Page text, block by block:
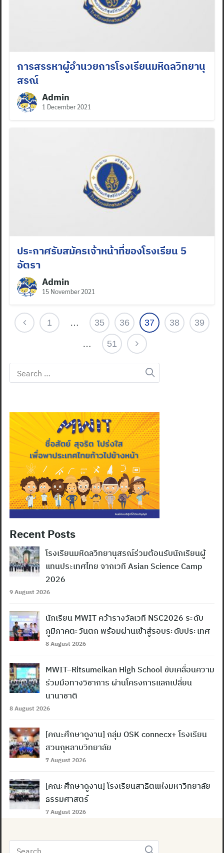
Search
การสรรหาผู้อำนวยการโรงเรียนมหิดลวิทยานุ
สรณ์
Admin
1 December 2021
ประกาศรับสมัครเจ้าหน้าที่ของโรงเรียน 5
อัตรา
Admin
15 November 2021
1 … 35 36 37 38 39
… 51
Search
for:
Recent Posts
โรงเรียนมหิดลวิทยานุสรณ์ร่วมต้อนรับนักเรียนผู้
แทนประเทศไทย จากเวที Asian Science Camp
2026
9 August 2026
นักเรียน MWIT คว้ารางวัลเวที NSC2026 ระดับ
ภูมิภาคตะวันตก พร้อมผ่านเข้าสู่รอบระดับประเทศ
8 August 2026
MWIT–Ritsumeikan High School ขับเคลื่อนความ
ร่วมมือทางวิชาการ ผ่านโครงการแลกเปลี่ยน
นานาชาติ
8 August 2026
[คณะศึกษาดูงาน] กลุ่ม OSK connecx+ โรงเรียน
สวนกุหลาบวิทยาลัย
7 August 2026
[คณะศึกษาดูงาน] โรงเรียนสาธิตแห่งมหาวิทยาลัย
ธรรมศาสตร์
7 August 2026
Search